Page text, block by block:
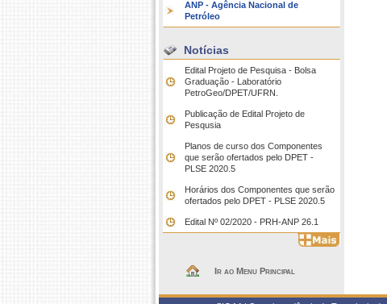
ANP - Agência Nacional de
Petróleo
Notícias
Edital Projeto de Pesquisa - Bolsa
Graduação - Laboratório
PetroGeo/DPET/UFRN.
Publicação de Edital Projeto de
Pesqusia
Planos de curso dos Componentes
que serão ofertados pelo DPET -
PLSE 2020.5
Horários dos Componentes que serão
ofertados pelo DPET - PLSE 2020.5
Edital Nº 02/2020 - PRH-ANP 26.1
Ir ao Menu Principal